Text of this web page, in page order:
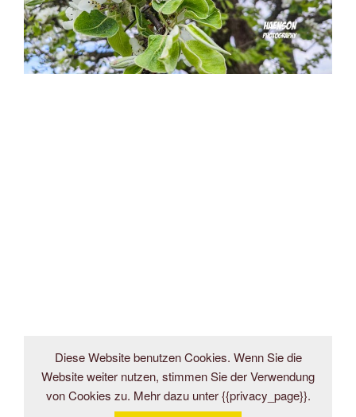
Diese Website benutzen Cookies. Wenn Sie die
Website weiter nutzen, stimmen Sie der Verwendung
von Cookies zu. Mehr dazu unter {{privacy_page}}.